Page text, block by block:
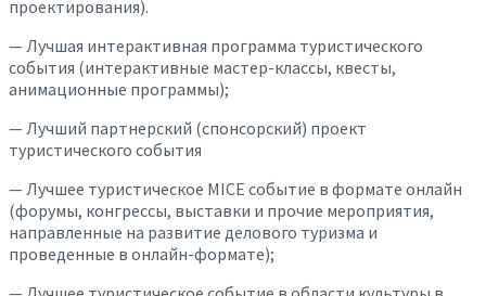
проектирования).
— Лучшая интерактивная программа туристического
события (интерактивные мастер-классы, квесты,
анимационные программы);
— Лучший партнерский (спонсорский) проект
туристического события
— Лучшее туристическое MICE событие в формате онлайн
(форумы, конгрессы, выставки и прочие мероприятия,
направленные на развитие делового туризма и
проведенные в онлайн-формате);